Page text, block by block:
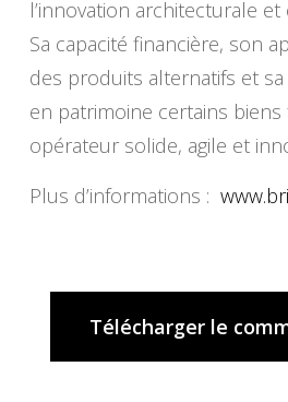
l’innovation architecturale
Sa capacité financière, son
des produits alternatifs et
en patrimoine certains biens
opérateur solide, agile et
Plus d’informations :
Télécharger le